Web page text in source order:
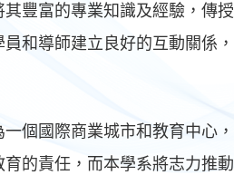
豐富的專業知識及經驗，傳授
和導師建立良好的互動關係，
個國際商業城市和教育中心，
的責任，而本學系將志力推動